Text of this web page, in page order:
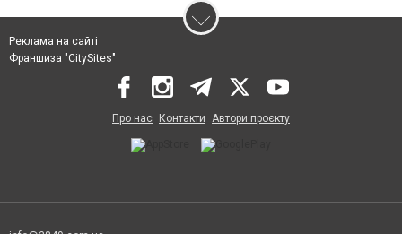
Реклама на сайті
Франшиза "CitySites"
Про нас Контакти Автори проєкту